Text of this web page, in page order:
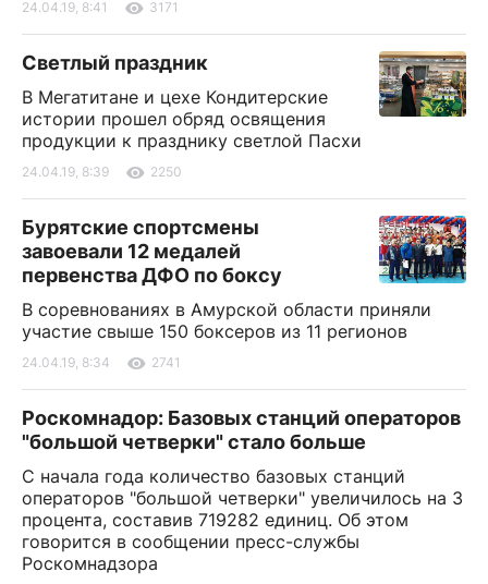
24.04.19, 8:41 3171
Светлый праздник
В Мегатитане и цехе Кондитерские
истории прошел обряд освящения
продукции к празднику светлой Пасхи
24.04.19, 8:39 2250
Бурятские спортсмены
завоевали 12 медалей
первенства ДФО по боксу
В соревнованиях в Амурской области приняли
участие свыше 150 боксеров из 11 регионов
24.04.19, 8:34 2741
Роскомнадор: Базовых станций операторов
"большой четверки" стало больше
С начала года количество базовых станций
операторов "большой четверки" увеличилось на 3
процента, составив 719282 единиц. Об этом
говорится в сообщении пресс-службы
Роскомнадзора